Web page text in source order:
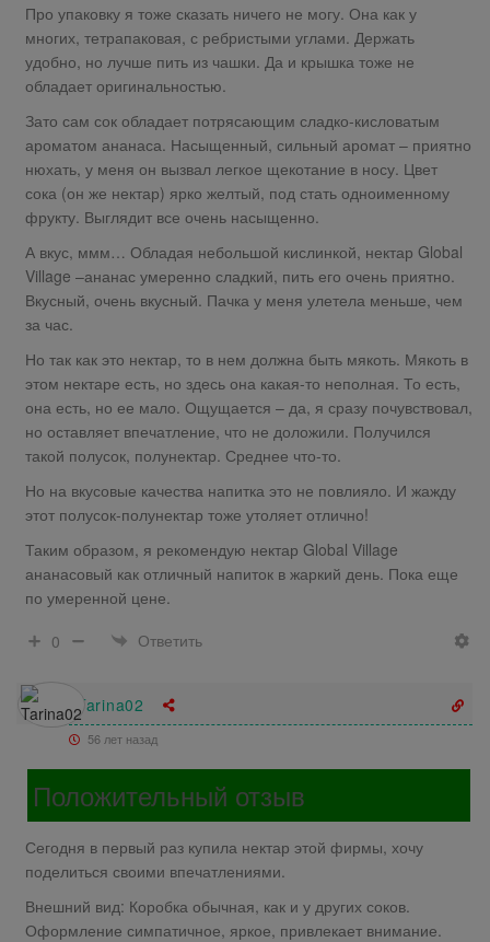
Про упаковку я тоже сказать ничего не могу. Она как у
многих, тетрапаковая, с ребристыми углами. Держать
удобно, но лучше пить из чашки. Да и крышка тоже не
обладает оригинальностью.
Зато сам сок обладает потрясающим сладко-кисловатым
ароматом ананаса. Насыщенный, сильный аромат – приятно
нюхать, у меня он вызвал легкое щекотание в носу. Цвет
сока (он же нектар) ярко желтый, под стать одноименному
фрукту. Выглядит все очень насыщенно.
А вкус, ммм… Обладая небольшой кислинкой, нектар Global
Village –ананас умеренно сладкий, пить его очень приятно.
Вкусный, очень вкусный. Пачка у меня улетела меньше, чем
за час.
Но так как это нектар, то в нем должна быть мякоть. Мякоть в
этом нектаре есть, но здесь она какая-то неполная. То есть,
она есть, но ее мало. Ощущается – да, я сразу почувствовал,
но оставляет впечатление, что не доложили. Получился
такой полусок, полунектар. Среднее что-то.
Но на вкусовые качества напитка это не повлияло. И жажду
этот полусок-полунектар тоже утоляет отлично!
Таким образом, я рекомендую нектар Global Village
ананасовый как отличный напиток в жаркий день. Пока еще
по умеренной цене.
0
Ответить
Tarina02
56 лет назад
Положительный отзыв
Сегодня в первый раз купила нектар этой фирмы, хочу
поделиться своими впечатлениями.
Внешний вид: Коробка обычная, как и у других соков.
Оформление симпатичное, яркое, привлекает внимание.